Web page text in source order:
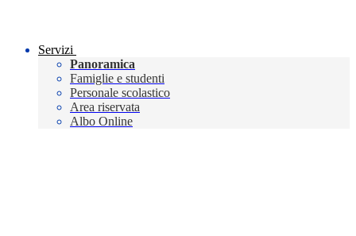
Servizi
Panoramica
Famiglie e studenti
Personale scolastico
Area riservata
Albo Online